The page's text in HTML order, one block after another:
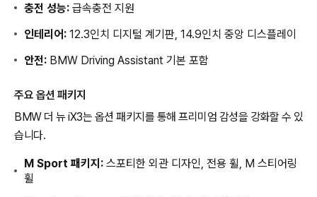
충전 성능: 급속충전 지원
인테리어: 12.3인치 디지털 계기판, 14.9인치 중앙 디스플레이
안전: BMW Driving Assistant 기본 포함
주요 옵션 패키지
BMW 더 뉴 iX3는 옵션 패키지를 통해 프리미엄 감성을 강화할 수 있
습니다.
M Sport 패키지: 스포티한 외관 디자인, 전용 휠, M 스티어링
휠